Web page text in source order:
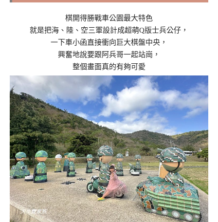
棋開得勝戰車公園最大特色
就是把海、陸、空三軍設計成超萌Q版士兵公仔，
一下車小函直接衝向巨大棋盤中央，
興奮地說要跟阿兵哥一起站崗，
整個畫面真的有夠可愛